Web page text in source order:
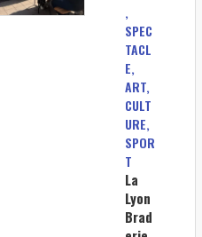
,
SPEC
TACL
E,
ART,
CULT
URE,
SPOR
T
La
Lyon
Brad